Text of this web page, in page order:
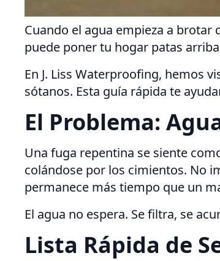
Cuando el agua empieza a
puede poner tu hogar patas
En J. Liss Waterproofing, hemos
sótanos. Esta guía rápida te
El Problema:
Una fuga repentina se siente
colándose por los cimientos. No
permanece más tiempo que un
El agua no espera. Se filtra, se
Lista Rápida de